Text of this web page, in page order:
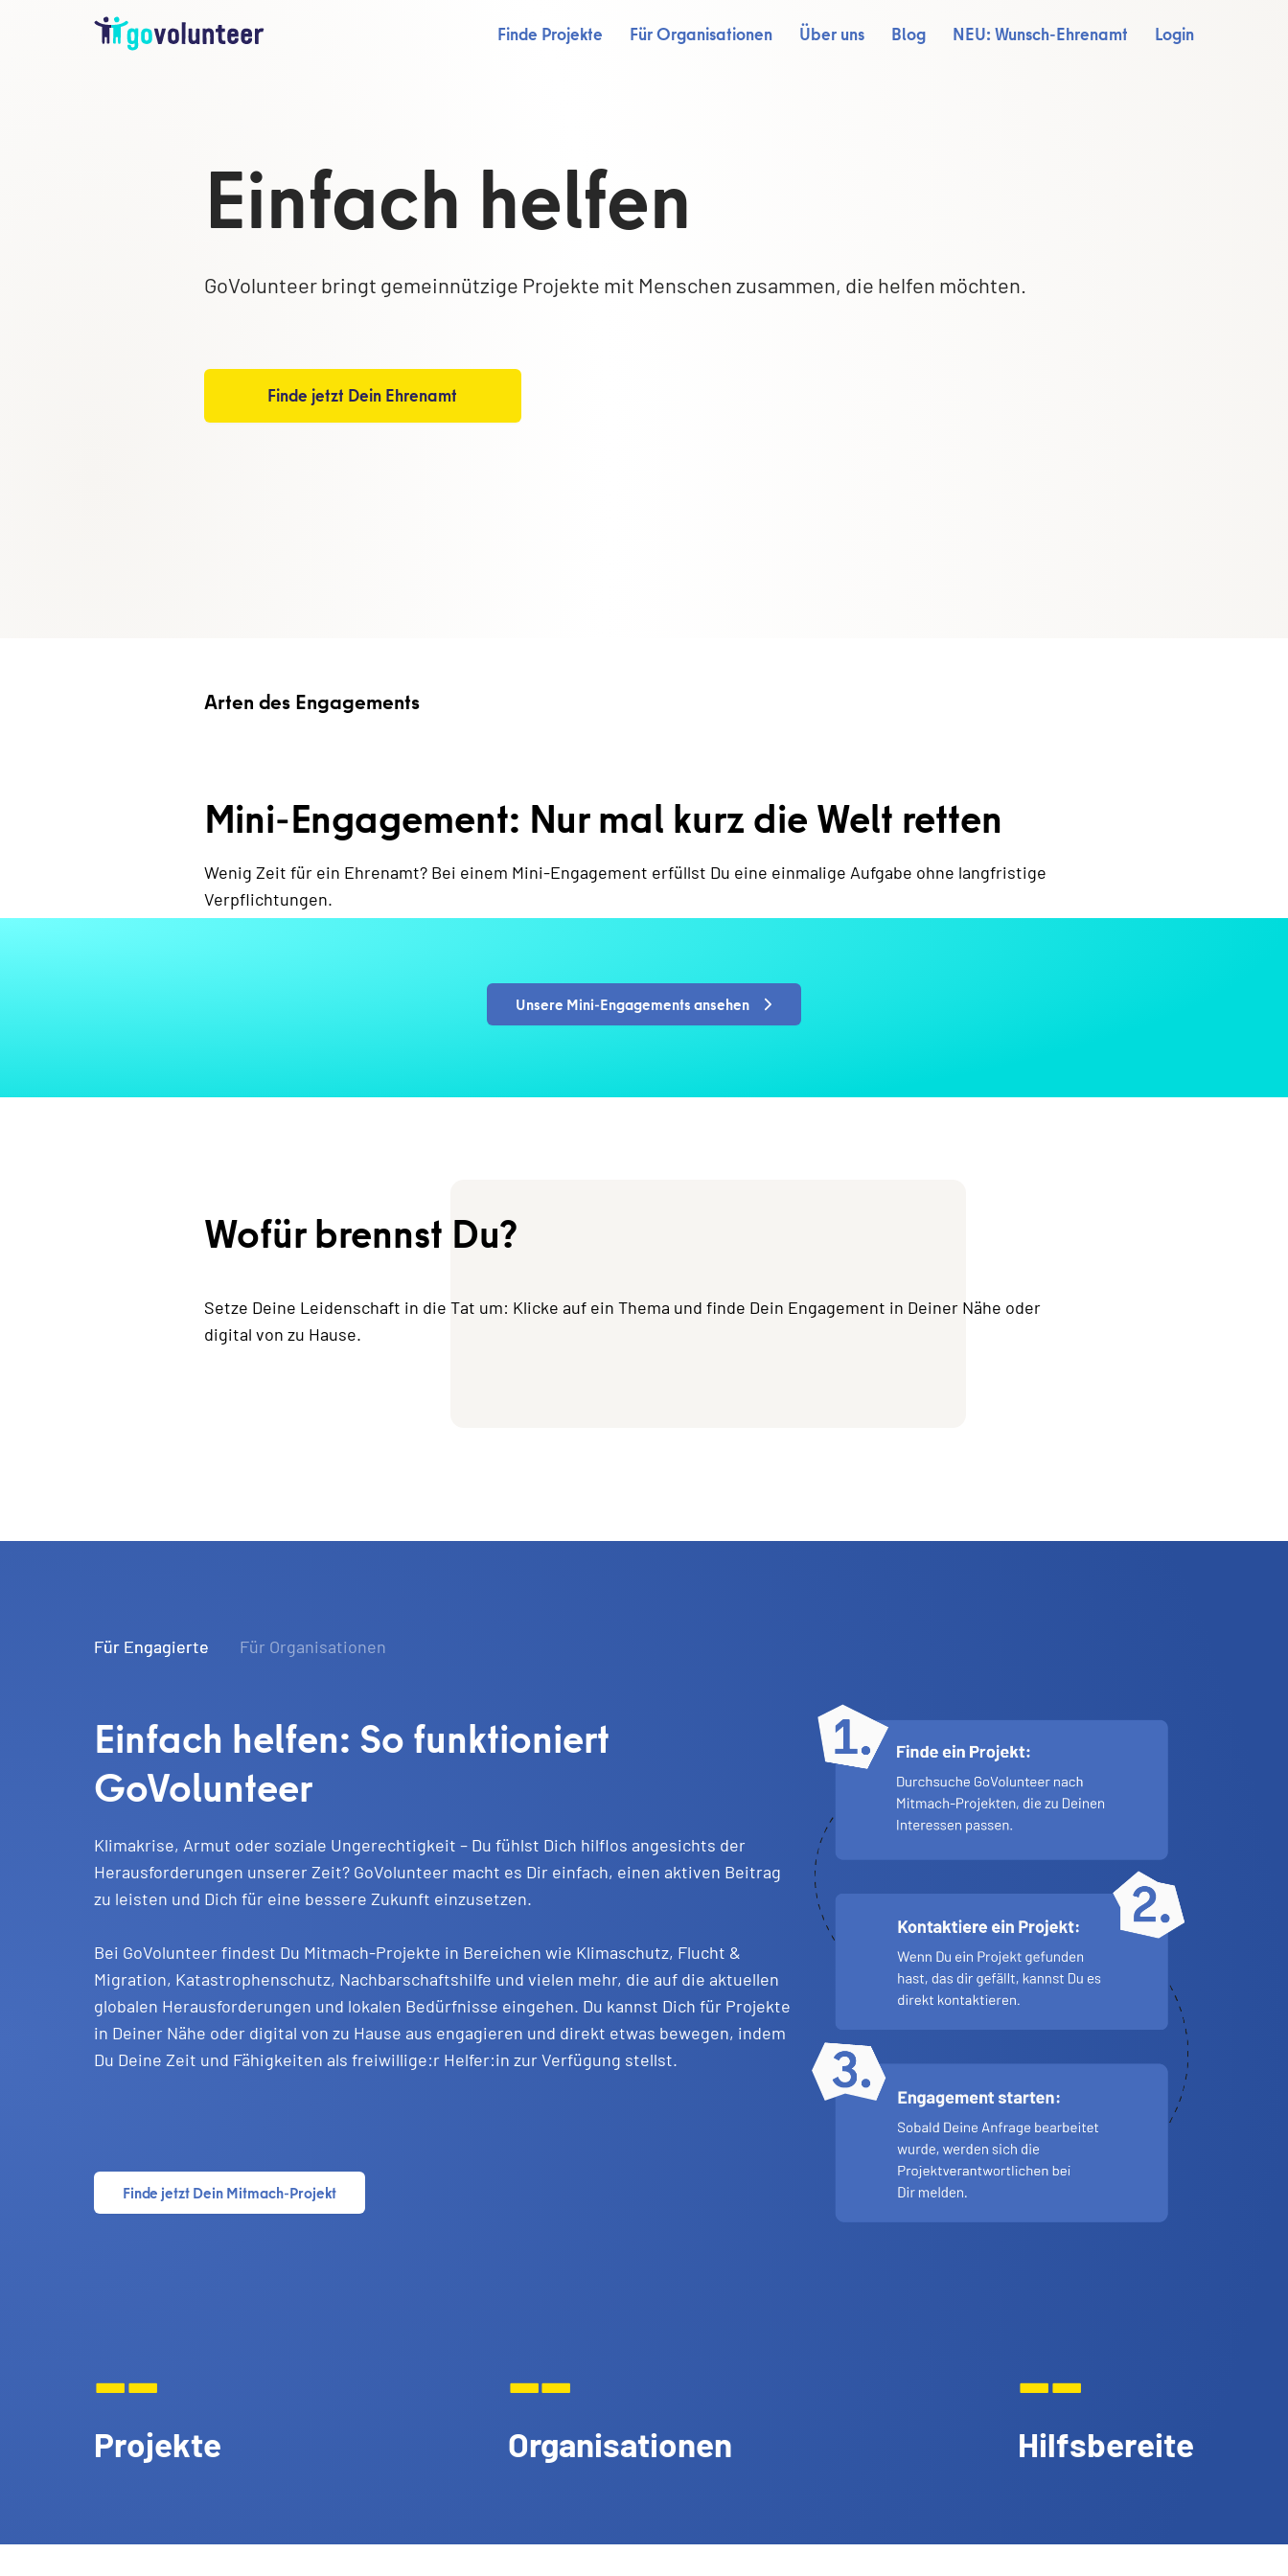
Finde Projekte Für Organisationen Über uns Blog NEU: Wunsch-Ehrenamt Login
Einfach helfen
GoVolunteer bringt gemeinnützige Projekte mit Menschen zusammen, die helfen möchten.
Finde jetzt Dein Ehrenamt
Arten des Engagements
Mini-Engagement: Nur mal kurz die Welt retten
Wenig Zeit für ein Ehrenamt? Bei einem Mini-Engagement erfüllst Du eine einmalige Aufgabe ohne langfristige
Verpflichtungen.
Unsere Mini-Engagements ansehen
Wofür brennst Du?
Setze Deine Leidenschaft in die Tat um: Klicke auf ein Thema und finde Dein Engagement in Deiner Nähe oder
digital von zu Hause.
Für Engagierte Für Organisationen
Einfach helfen: So funktioniert
GoVolunteer
Klimakrise, Armut oder soziale Ungerechtigkeit – Du fühlst Dich hilflos angesichts der
Herausforderungen unserer Zeit? GoVolunteer macht es Dir einfach, einen aktiven Beitrag
zu leisten und Dich für eine bessere Zukunft einzusetzen.
Bei GoVolunteer findest Du Mitmach-Projekte in Bereichen wie Klimaschutz, Flucht &
Migration, Katastrophenschutz, Nachbarschaftshilfe und vielen mehr, die auf die aktuellen
globalen Herausforderungen und lokalen Bedürfnisse eingehen. Du kannst Dich für Projekte
in Deiner Nähe oder digital von zu Hause aus engagieren und direkt etwas bewegen, indem
Du Deine Zeit und Fähigkeiten als freiwillige:r Helfer:in zur Verfügung stellst.
Finde jetzt Dein Mitmach-Projekt
--
Projekte
--
Organisationen
--
Hilfsbereite